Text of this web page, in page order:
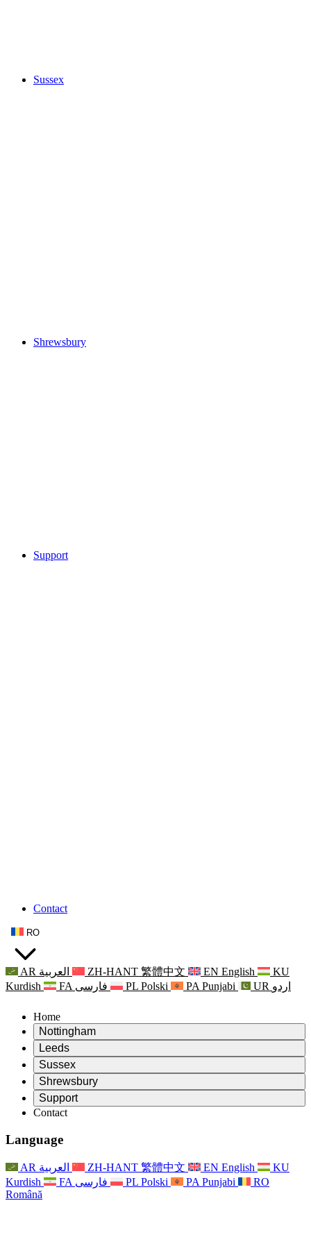
Sussex
Shrewsbury
Support
Contact
RO
AR العربية ZH-HANT 繁體中文 EN English
KU
Kurdish
FA فارسی PL Polski PA Punjabi UR اردو
Home
Nottingham
Review
Președintele revizuirii
Echipa independentă de evaluare
Termeni de referință
Raportul final al evaluării independente
Întrebări frecvente
Procesul de feedback al familiei
Buletine informative
Renunțare
Evenimente
Leeds
Review
Președintele revizuirii
Echipa independentă de evaluare
Termeni de referință
Contact
Sprijin psihologic pentru familii
Actualizări pentru familii
Evenimente
For Staff
Sprijin pentru personal
Vocile personalului
Sussex
Review
Președintele revizuirii
Echipa independentă de evaluare
Termeni de referință
For Families
Actualizări pentru familii
Evenimente
For Staff
Shrewsbury
Review
Termeni de referință pentru revizuirea maternității
Raportul final al evaluării independente
Primul raport al evaluării independente
For Families
Actualizări
Support
Leeds
Nottingham
Serviciul de asistență psihologică familială
Sprijin în caz de criză în domeniul sănătății mintale
Servicii regionale Nottingham
National
Sepsis Charities
Contact
Language
AR العربية ZH-HANT 繁體中文 EN English
KU
Kurdish
FA فارسی PL Polski PA Punjabi
RO
Română